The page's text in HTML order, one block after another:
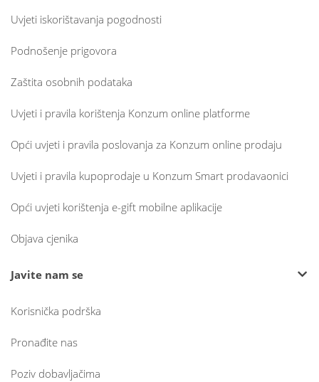
Uvjeti iskorištavanja pogodnosti
Podnošenje prigovora
Zaštita osobnih podataka
Uvjeti i pravila korištenja Konzum online platforme
Opći uvjeti i pravila poslovanja za Konzum online prodaju
Uvjeti i pravila kupoprodaje u Konzum Smart prodavaonici
Opći uvjeti korištenja e-gift mobilne aplikacije
Objava cjenika
Javite nam se
Korisnička podrška
Pronađite nas
Poziv dobavljačima